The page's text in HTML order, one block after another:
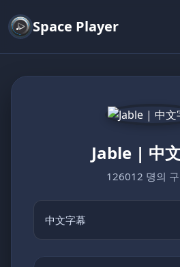
Space Player
Jable | 中
126012 명의
中文字幕